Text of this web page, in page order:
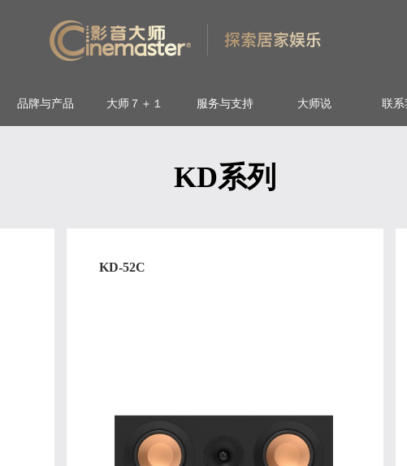
品牌与产品 大师７＋１ 服务与支持 大师说 联系
KD系列
KD-52C